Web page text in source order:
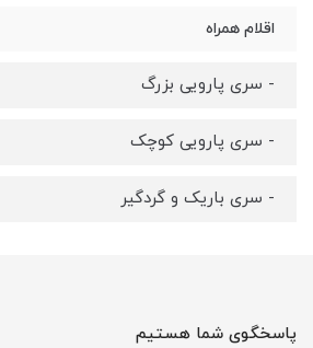
اقلام همراه
- سری پارویی بزرگ
- سری پارویی کوچک
- سری باریک و گردگیر
پاسخگوی شما هستیم